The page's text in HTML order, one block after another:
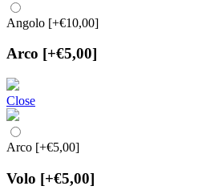
Angolo [+€10,00]
Arco [+€5,00]
Close
Arco [+€5,00]
Volo [+€5,00]